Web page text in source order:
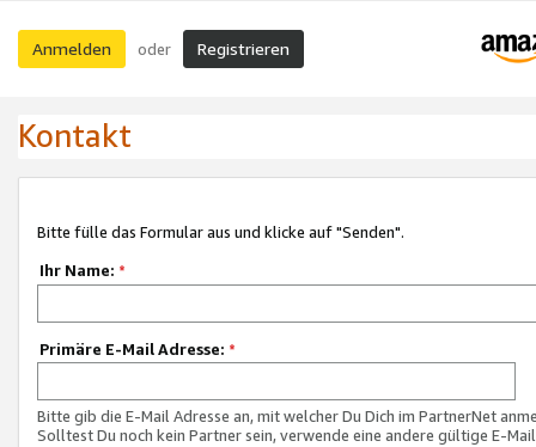
Anmelden oder Registrieren
Kontakt
Bitte fülle das Formular aus und klicke auf "Senden".
Ihr Name: *
Primäre E-Mail Adresse: *
Bitte gib die E-Mail Adresse an, mit welcher Du Dich im PartnerNet
Solltest Du noch kein Partner sein, verwende eine andere gültige E-